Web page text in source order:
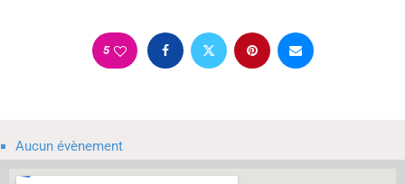
5
Aucun évènement